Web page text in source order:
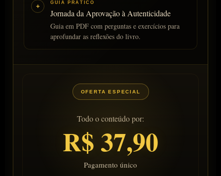
+ GUIA PRÁTICO
Jornada da Aprovação à Autenticidade
Guia em PDF com perguntas e exercícios para
aprofundar as reflexões do livro.
OFERTA ESPECIAL
Todo o conteúdo por:
R$ 37,90
Pagamento único